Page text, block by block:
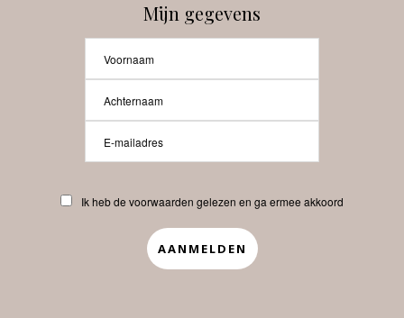
Beauty-Pro.nl
Abonneren Contact
APP
Mijn gegevens
Ik heb de voorwaarden gelezen en ga ermee akkoord